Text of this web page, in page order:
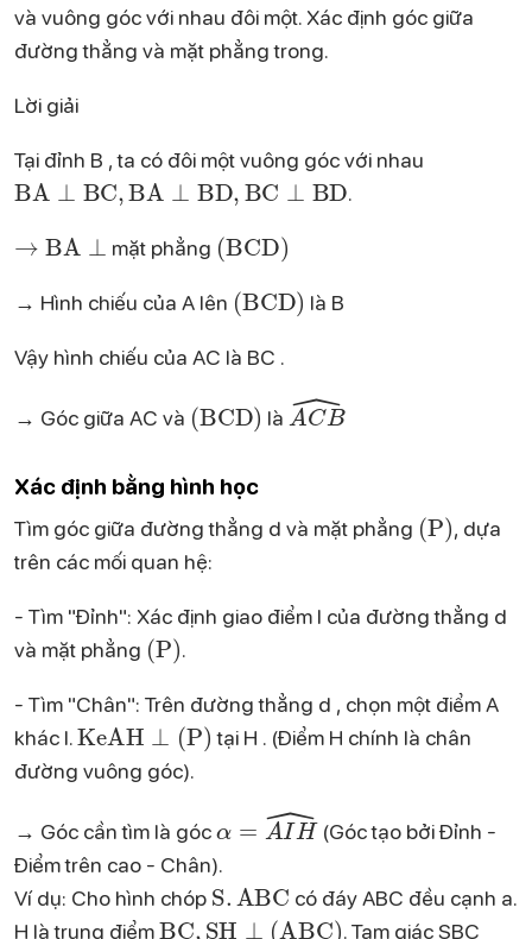
và vuông góc với nhau đôi một. Xác định góc giữa
đường thẳng và mặt phẳng trong.
Lời giải
Tại đỉnh B , ta có đôi một vuông góc với nhau
BA⊥BC, BA⊥BD,BC⊥ BD
.
⊥
mặt phẳng
(
→ Hình chiếu của A lên
(
là B
Vậy hình chiếu của AC là BC .
→ Góc giữa AC và
(
là
ACB^
Xác định bằng hình học
Tìm góc giữa đường thẳng d và mặt phẳng
( )
, dựa
trên các mối quan hệ:
- Tìm "Đỉnh": Xác định giao điểm I của đường thẳng d
và mặt phẳng
(P)
.
- Tìm "Chân": Trên đường thẳng d , chọn một điểm A
khác I.
KeAH ⊥(P)
tại H . (Điểm H chính là chân
đường vuông góc).
→ Góc cần tìm là góc
H^
(Góc tạo bởi Đỉnh -
Điểm trên cao - Chân).
Ví dụ: Cho hình chóp
S ABC
có đáy ABC đều cạnh a.
H là trung điểm
BC,SH⊥(ABC)
. Tam giác SBC